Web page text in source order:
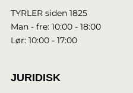
TYRLER siden 1825
Man - fre: 10:00 - 18:00
Lør: 10:00 - 17:00
JURIDISK